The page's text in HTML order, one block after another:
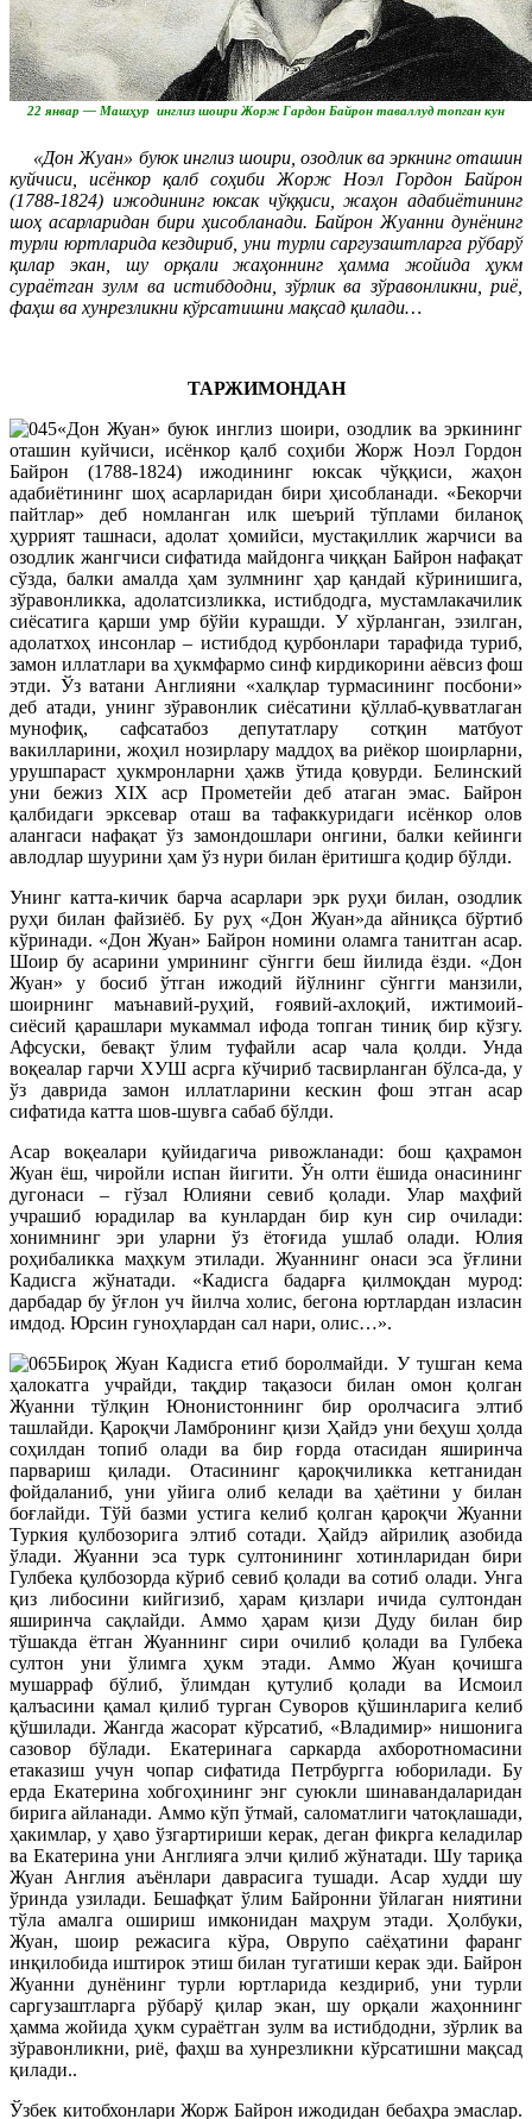
22 январ — Машҳур инглиз шоири Жорж Гардон Байрон таваллуд топган кун
«Дон Жуан» буюк инглиз шоири, озодлик ва эркнинг оташин
куйчиси, исёнкор қалб соҳиби Жорж Ноэл Гордон Байрон
(1788-1824) ижодининг юксак чўққиси, жаҳон адабиётининг
шоҳ асарларидан бири ҳисобланади. Байрон Жуанни дунёнинг
турли юртларида кездириб, уни турли саргузаштларга рўбарў
қилар экан, шу орқали жаҳоннинг ҳамма жойида ҳукм
сураётган зулм ва истибдодни, зўрлик ва зўравонликни, риё,
фаҳш ва хунрезликни кўрсатишни мақсад қилади…
ТАРЖИМОНДАН
«Дон Жуан» буюк инглиз шоири, озодлик ва эркининг
оташин куйчиси, исёнкор қалб соҳиби Жорж Ноэл Гордон
Байрон (1788-1824) ижодининг юксак чўққиси, жаҳон
адабиётининг шоҳ асарларидан бири ҳисобланади. «Бекорчи
пайтлар» деб номланган илк шеърий тўплами биланоқ
ҳуррият ташнаси, адолат ҳомийси, мустақиллик жарчиси ва
озодлик жангчиси сифатида майдонга чиққан Байрон нафақат
сўзда, балки амалда ҳам зулмнинг ҳар қандай кўринишига,
зўравонликка, адолатсизликка, истибдодга, мустамлакачилик
сиёсатига қарши умр бўйи курашди. У хўрланган, эзилган,
адолатхоҳ инсонлар – истибдод қурбонлари тарафида туриб,
замон иллатлари ва ҳукмфармо синф кирдикорини аёвсиз фош
этди. Ўз ватани Англияни «халқлар турмасининг посбони»
деб атади, унинг зўравонлик сиёсатини қўллаб-қувватлаган
мунофиқ, сафсатабоз депутатлару сотқин матбуот
вакилларини, жоҳил нозирлару маддоҳ ва риёкор шоирларни,
урушпараст ҳукмронларни ҳажв ўтида қовурди. Белинский
уни бежиз ХIХ аср Прометейи деб атаган эмас. Байрон
қалбидаги эрксевар оташ ва тафаккуридаги исёнкор олов
алангаси нафақат ўз замондошлари онгини, балки кейинги
авлодлар шуурини ҳам ўз нури билан ёритишга қодир бўлди.
Унинг катта-кичик барча асарлари эрк руҳи билан, озодлик
руҳи билан файзиёб. Бу руҳ «Дон Жуан»да айниқса бўртиб
кўринади. «Дон Жуан» Байрон номини оламга танитган асар.
Шоир бу асарини умрининг сўнгги беш йилида ёзди. «Дон
Жуан» у босиб ўтган ижодий йўлнинг сўнгги манзили,
шоирнинг маънавий-руҳий, ғоявий-ахлоқий, ижтимоий-
сиёсий қарашлари мукаммал ифода топган тиниқ бир кўзгу.
Афсуски, бевақт ўлим туфайли асар чала қолди. Унда
воқеалар гарчи ХУШ асрга кўчириб тасвирланган бўлса-да, у
ўз даврида замон иллатларини кескин фош этган асар
сифатида катта шов-шувга сабаб бўлди.
Асар воқеалари қуйидагича ривожланади: бош қаҳрамон
Жуан ёш, чиройли испан йигити. Ўн олти ёшида онасининг
дугонаси – гўзал Юлияни севиб қолади. Улар маҳфий
учрашиб юрадилар ва кунлардан бир кун сир очилади:
хонимнинг эри уларни ўз ётоғида ушлаб олади. Юлия
роҳибаликка маҳкум этилади. Жуаннинг онаси эса ўғлини
Кадисга жўнатади. «Кадисга бадарға қилмоқдан мурод:
дарбадар бу ўғлон уч йилча холис, бегона юртлардан изласин
имдод. Юрсин гуноҳлардан сал нари, олис…».
Бироқ Жуан Кадисга етиб боролмайди. У тушган кема
ҳалокатга учрайди, тақдир тақазоси билан омон қолган
Жуанни тўлқин Юнонистоннинг бир оролчасига элтиб
ташлайди. Қароқчи Ламбронинг қизи Ҳайдэ уни беҳуш ҳолда
соҳилдан топиб олади ва бир ғорда отасидан яширинча
парвариш қилади. Отасининг қароқчиликка кетганидан
фойдаланиб, уни уйига олиб келади ва ҳаётини у билан
боғлайди. Тўй базми устига келиб қолган қароқчи Жуанни
Туркия қулбозорига элтиб сотади. Ҳайдэ айрилиқ азобида
ўлади. Жуанни эса турк султонининг хотинларидан бири
Гулбека қулбозорда кўриб севиб қолади ва сотиб олади. Унга
қиз либосини кийгизиб, ҳарам қизлари ичида султондан
яширинча сақлайди. Аммо ҳарам қизи Дуду билан бир
тўшакда ётган Жуаннинг сири очилиб қолади ва Гулбека
султон уни ўлимга ҳукм этади. Аммо Жуан қочишга
мушарраф бўлиб, ўлимдан қутулиб қолади ва Исмоил
қалъасини қамал қилиб турган Суворов қўшинларига келиб
қўшилади. Жангда жасорат кўрсатиб, «Владимир» нишонига
сазовор бўлади. Екатеринага саркарда ахборотномасини
етаказиш учун чопар сифатида Петрбургга юборилади. Бу
ерда Екатерина хобгоҳининг энг суюкли шинавандаларидан
бирига айланади. Аммо кўп ўтмай, саломатлиги чатоқлашади,
ҳакимлар, у ҳаво ўзгартириши керак, деган фикрга келадилар
ва Екатерина уни Англияга элчи қилиб жўнатади. Шу тариқа
Жуан Англия аъёнлари даврасига тушади. Асар худди шу
ўринда узилади. Бешафқат ўлим Байронни ўйлаган ниятини
тўла амалга ошириш имконидан маҳрум этади. Ҳолбуки,
Жуан, шоир режасига кўра, Оврупо саёҳатини фаранг
инқилобида иштирок этиш билан тугатиши керак эди. Байрон
Жуанни дунёнинг турли юртларида кездириб, уни турли
саргузаштларга рўбарў қилар экан, шу орқали жаҳоннинг
ҳамма жойида ҳукм сураётган зулм ва истибдодни, зўрлик ва
зўравонликни, риё, фаҳш ва хунрезликни кўрсатишни мақсад
қилади..
Ўзбек китобхонлари Жорж Байрон ижодидан бебаҳра эмаслар.